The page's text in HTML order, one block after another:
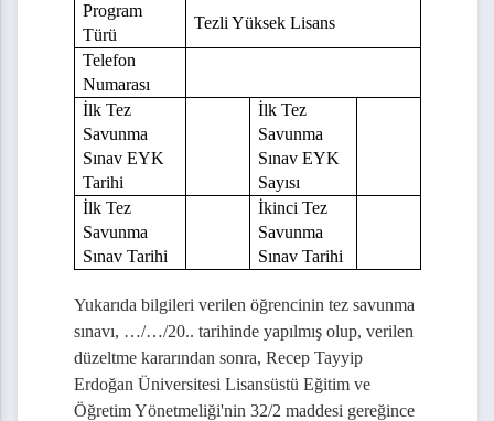
Dilekçesi
İstek Formu
Bildirim Formu
Tutanağı
Program
Türü
Tezli Yüksek Lisans
Telefon
Numarası
İlk Tez
Savunma
Sınav EYK
Tarihi
İlk Tez
Savunma
Sınav EYK
Sayısı
İlk Tez
Savunma
Sınav Tarihi
İkinci Tez
Savunma
Sınav Tarihi
Yukarıda bilgileri verilen öğrencinin tez savunma
sınavı, …/…/20.. tarihinde yapılmış olup, verilen
düzeltme kararından sonra, Recep Tayyip
Erdoğan Üniversitesi Lisansüstü Eğitim ve
Öğretim Yönetmeliği'nin 32/2 maddesi gereğince